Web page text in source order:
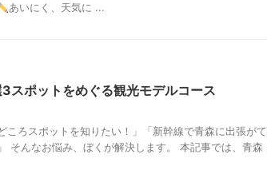
あいにく、天気に ...
3スポットをめぐる観光モデルコース
ころスポットを知りたい！」「新幹線で青森に出張がて
そんなお悩み、ぼくが解決します。 本記事では、青森